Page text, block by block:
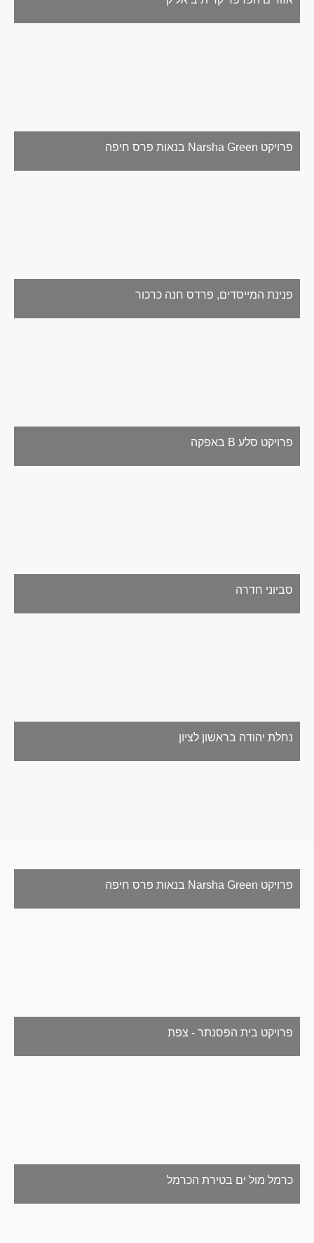
פרויקט Narsha Green בנאות פרס חיפה
פנינת המייסדים, פרדס חנה כרכור
פרויקט סלע B באפקה
סביוני חדרה
נחלת יהודה בראשון לציון
פרויקט Narsha Green בנאות פרס חיפה
פרויקט בית הפסנתר - צפת
כרמל מול ים בטירת הכרמל